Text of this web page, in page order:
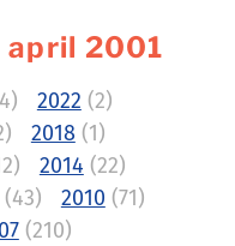
april 2001
2022 (2)
2018 (1)
2014 (22)
(43) 2010 (71)
(210)